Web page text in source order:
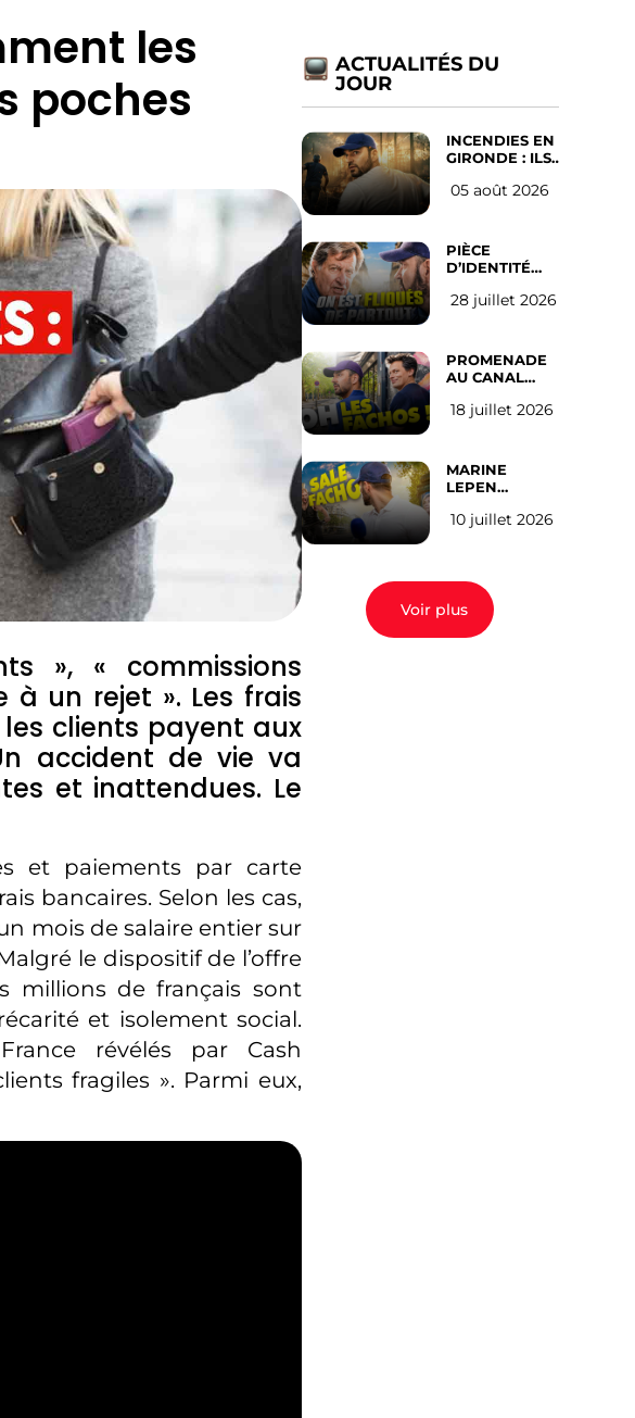
les
poches
», « commissions
à un rejet ». Les frais
clients payent aux
accident de vie va
et inattendues. Le
et paiements par carte
bancaires. Selon les cas,
mois de salaire entier sur
le dispositif de l’offre
millions de français sont
et isolement social.
révélés par Cash
fragiles ». Parmi eux,
ACTUALITÉS DU
JOUR
INCENDIES EN
GIRONDE : ILS
D’ABANDONNER
05 août 2026
PIÈCE
D’IDENTITÉ
SUR LES
l’avis des
Français
28 juillet 2026
PROMENADE
AU CANAL
(les gauchistes
18 juillet 2026
MARINE
LEPEN
EN 2027 : l’avis
10 juillet 2026
Voir plus